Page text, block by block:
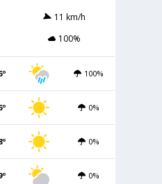
11 km/h
100%
100%
0%
0%
0%